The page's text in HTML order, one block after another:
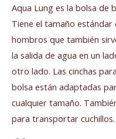
Aqua Lung es la bolsa de
Tiene el tamaño
hombros que también
la salida de agua en un
otro lado. Las cinchas
bolsa están adaptadas
cualquier tamaño.
para transportar cuchillos.